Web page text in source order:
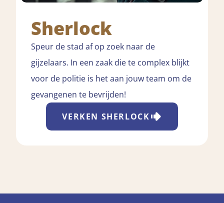
Sherlock
Speur de stad af op zoek naar de
gijzelaars. In een zaak die te complex blijkt
voor de politie is het aan jouw team om de
gevangenen te bevrijden!
VERKEN SHERLOCK